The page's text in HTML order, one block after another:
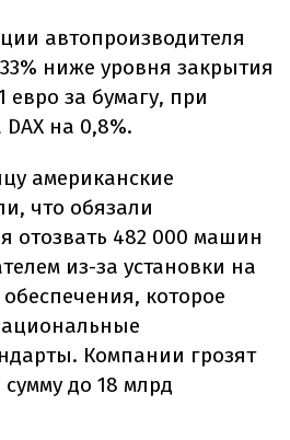
автопроизводителя
ниже уровня закрытия
евро за бумагу, при
на 0,8%.
американские
что обязали
отозвать 482 000 машин
из-за установки на
которое
Компании грозят
до 18 млрд